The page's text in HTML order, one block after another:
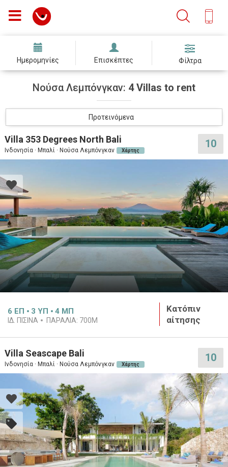
Ημερομηνίες Επισκέπτες Φίλτρα
Νούσα Λεμπόνγκαν: 4 Villas to rent
Προτεινόμενα
Villa 353 Degrees North Bali
Ινδονησία · Μπαλί · Νούσα Λεμπόνγκαν Χάρτης
10
6 ΕΠ 3 ΥΠ 4 ΜΠ
ΙΔ. ΠΙΣΙΝΑ ΠΑΡΑΛΙΑ: 700M
Κατόπιν
αίτησης
Villa Seascape Bali
Ινδονησία · Μπαλί · Νούσα Λεμπόνγκαν Χάρτης
10